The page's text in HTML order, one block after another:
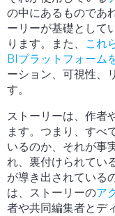
の中にあるものであ
ーリーが基礎として
ります。
また、
これ
BIプラットフォーム
ーション、可視性、
す。
ストーリーは、作者
ます。つまり、すべ
いるのか、それが事
れ、裏付けられてい
が導き出されている
は、ストーリーのア
者や共同編集者とデ